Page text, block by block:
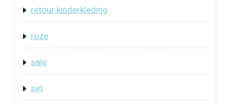
retour kinderkleding
roze
sale
set